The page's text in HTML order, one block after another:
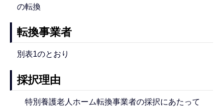
の転換
転換事業者
別表1のとおり
採択理由
特別養護老人ホーム転換事業者の採択にあたって